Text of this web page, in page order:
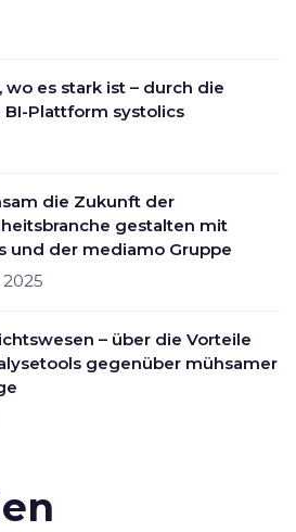
es stark ist – durch die
Plattform systolics
die Zukunft der
gestalten mit
und der mediamo Gruppe
2025
– über die Vorteile
gegenüber mühsamer